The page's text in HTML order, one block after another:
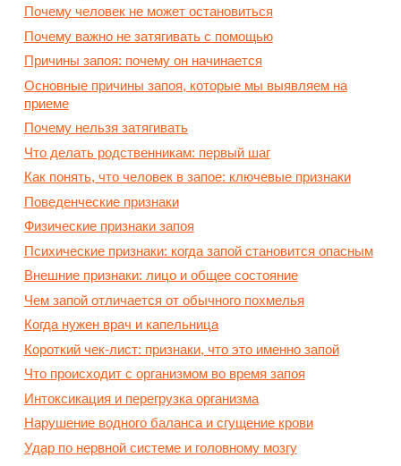
Почему человек не может остановиться
Почему важно не затягивать с помощью
Причины запоя: почему он начинается
Основные причины запоя, которые мы выявляем на
приеме
Почему нельзя затягивать
Что делать родственникам: первый шаг
Как понять, что человек в запое: ключевые признаки
Поведенческие признаки
Физические признаки запоя
Психические признаки: когда запой становится опасным
Внешние признаки: лицо и общее состояние
Чем запой отличается от обычного похмелья
Когда нужен врач и капельница
Короткий чек-лист: признаки, что это именно запой
Что происходит с организмом во время запоя
Интоксикация и перегрузка организма
Нарушение водного баланса и сгущение крови
Удар по нервной системе и головному мозгу